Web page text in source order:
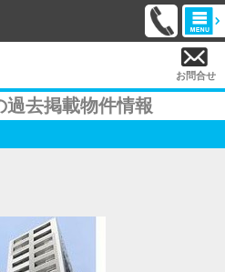
お問合せ
過去掲載物件情報